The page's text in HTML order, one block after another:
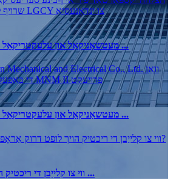
Shaanxi Kaishan מעטשאַניקאַל און עלעקטריקאַל ...
Shaanxi Kaishan מעטשאַניקאַל און עלעקטריקאַל ...
ווי צו קלייַבן די ריכטיק הויך לופט דרוק טאָן ...